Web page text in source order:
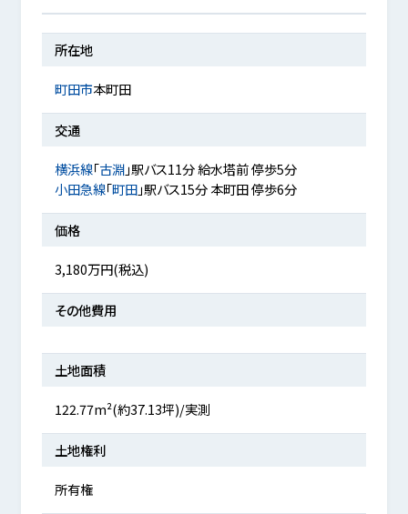
所在地
町田市本町田
交通
横浜線「古淵」駅バス11分 給水塔前 停歩5分
小田急線「町田」駅バス15分 本町田 停歩6分
価格
3,180万円(税込)
その他費用
土地面積
122.77m²(約37.13坪)/実測
土地権利
所有権